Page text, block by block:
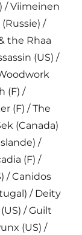
/ Viimeinen
/
the Rhaa
(US) /
(F) /
(F) / The
(Canada)
/
(F) /
/ Canidos
/ Deity
/ Guilt
(US) /